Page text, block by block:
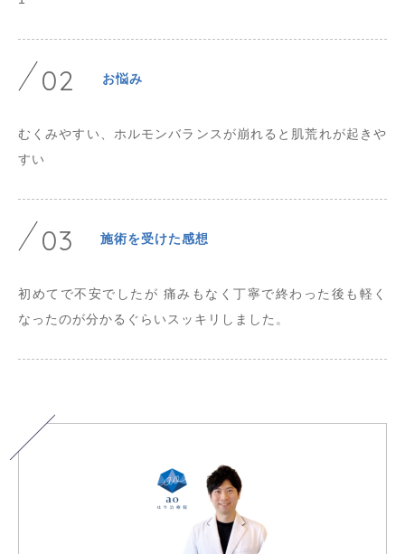
02 お悩み
むくみやすい、ホルモンバランスが崩れると肌荒れが起きや
すい
03 施術を受けた感想
初めてで不安でしたが 痛みもなく丁寧で終わった後も軽く
なったのが分かるぐらいスッキリしました。